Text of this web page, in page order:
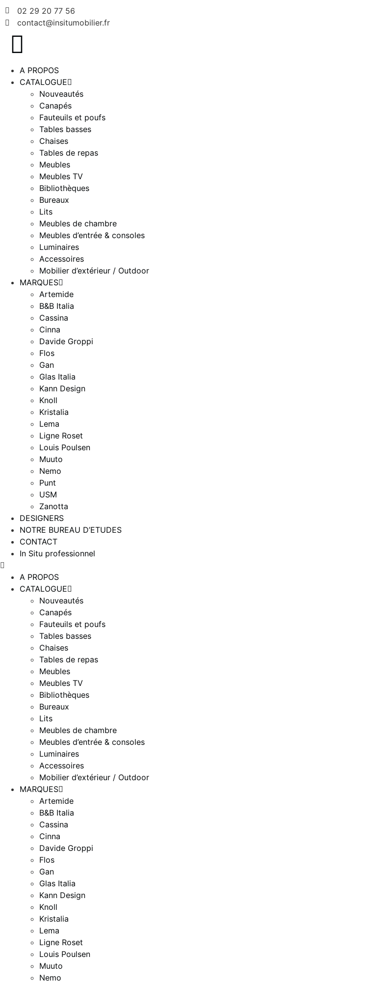
02 29 20 77 56
contact@insitumobilier.fr
A PROPOS
CATALOGUE
Nouveautés
Canapés
Fauteuils et poufs
Tables basses
Chaises
Tables de repas
Meubles
Meubles TV
Bibliothèques
Bureaux
Lits
Meubles de chambre
Meubles d’entrée & consoles
Luminaires
Accessoires
Mobilier d’extérieur / Outdoor
MARQUES
Artemide
B&B Italia
Cassina
Cinna
Davide Groppi
Flos
Gan
Glas Italia
Kann Design
Knoll
Kristalia
Lema
Ligne Roset
Louis Poulsen
Muuto
Nemo
Punt
USM
Zanotta
DESIGNERS
NOTRE BUREAU D’ETUDES
CONTACT
In Situ professionnel
A PROPOS
CATALOGUE
Nouveautés
Canapés
Fauteuils et poufs
Tables basses
Chaises
Tables de repas
Meubles
Meubles TV
Bibliothèques
Bureaux
Lits
Meubles de chambre
Meubles d’entrée & consoles
Luminaires
Accessoires
Mobilier d’extérieur / Outdoor
MARQUES
Artemide
B&B Italia
Cassina
Cinna
Davide Groppi
Flos
Gan
Glas Italia
Kann Design
Knoll
Kristalia
Lema
Ligne Roset
Louis Poulsen
Muuto
Nemo